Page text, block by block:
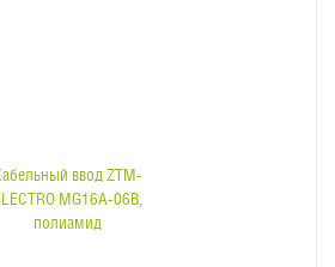
ввод ZTM-
MG16A-06B,
полиамид